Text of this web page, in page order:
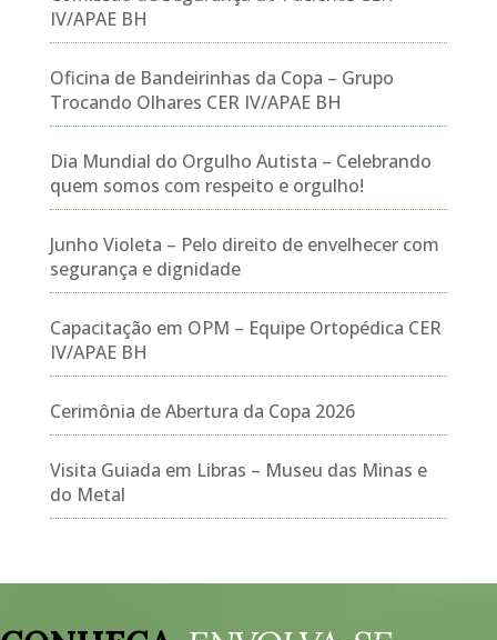
IV/APAE BH
Oficina de Bandeirinhas da Copa – Grupo
Trocando Olhares CER IV/APAE BH
Dia Mundial do Orgulho Autista – Celebrando
quem somos com respeito e orgulho!
Junho Violeta – Pelo direito de envelhecer com
segurança e dignidade
Capacitação em OPM – Equipe Ortopédica CER
IV/APAE BH
Cerimônia de Abertura da Copa 2026
Visita Guiada em Libras – Museu das Minas e
do Metal
de